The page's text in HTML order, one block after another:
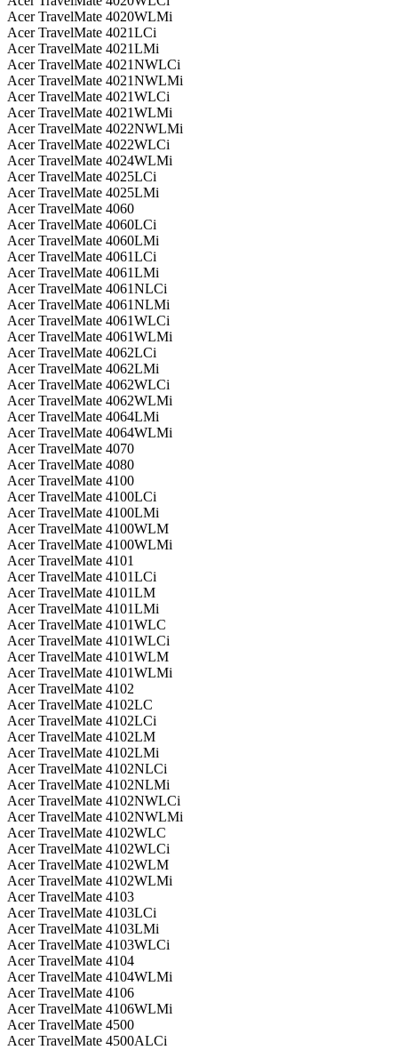
Acer TravelMate 4020WLMi
Acer TravelMate 4021LCi
Acer TravelMate 4021LMi
Acer TravelMate 4021NWLCi
Acer TravelMate 4021NWLMi
Acer TravelMate 4021WLCi
Acer TravelMate 4021WLMi
Acer TravelMate 4022NWLMi
Acer TravelMate 4022WLCi
Acer TravelMate 4024WLMi
Acer TravelMate 4025LCi
Acer TravelMate 4025LMi
Acer TravelMate 4060
Acer TravelMate 4060LCi
Acer TravelMate 4060LMi
Acer TravelMate 4061LCi
Acer TravelMate 4061LMi
Acer TravelMate 4061NLCi
Acer TravelMate 4061NLMi
Acer TravelMate 4061WLCi
Acer TravelMate 4061WLMi
Acer TravelMate 4062LCi
Acer TravelMate 4062LMi
Acer TravelMate 4062WLCi
Acer TravelMate 4062WLMi
Acer TravelMate 4064LMi
Acer TravelMate 4064WLMi
Acer TravelMate 4070
Acer TravelMate 4080
Acer TravelMate 4100
Acer TravelMate 4100LCi
Acer TravelMate 4100LMi
Acer TravelMate 4100WLM
Acer TravelMate 4100WLMi
Acer TravelMate 4101
Acer TravelMate 4101LCi
Acer TravelMate 4101LM
Acer TravelMate 4101LMi
Acer TravelMate 4101WLC
Acer TravelMate 4101WLCi
Acer TravelMate 4101WLM
Acer TravelMate 4101WLMi
Acer TravelMate 4102
Acer TravelMate 4102LC
Acer TravelMate 4102LCi
Acer TravelMate 4102LM
Acer TravelMate 4102LMi
Acer TravelMate 4102NLCi
Acer TravelMate 4102NLMi
Acer TravelMate 4102NWLCi
Acer TravelMate 4102NWLMi
Acer TravelMate 4102WLC
Acer TravelMate 4102WLCi
Acer TravelMate 4102WLM
Acer TravelMate 4102WLMi
Acer TravelMate 4103
Acer TravelMate 4103LCi
Acer TravelMate 4103LMi
Acer TravelMate 4103WLCi
Acer TravelMate 4104
Acer TravelMate 4104WLMi
Acer TravelMate 4106
Acer TravelMate 4106WLMi
Acer TravelMate 4500
Acer TravelMate 4500ALCi